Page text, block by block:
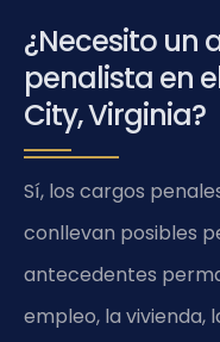
¿Necesito un
penalista en
City, Virginia?
Sí, los cargos
conllevan posibles
antecedentes
empleo, la vivienda,